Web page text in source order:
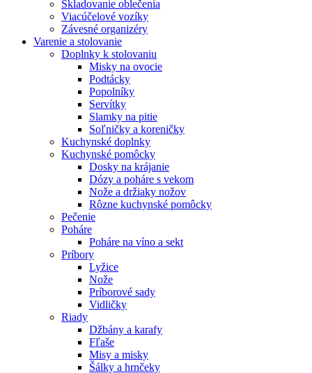
Skladovanie oblečenia
Viacúčelové vozíky
Závesné organizéry
Varenie a stolovanie
Doplnky k stolovaniu
Misky na ovocie
Podtácky
Popolníky
Servítky
Slamky na pitie
Soľničky a koreničky
Kuchynské doplnky
Kuchynské pomôcky
Dosky na krájanie
Dózy a poháre s vekom
Nože a držiaky nožov
Rôzne kuchynské pomôcky
Pečenie
Poháre
Poháre na víno a sekt
Príbory
Lyžice
Nože
Príborové sady
Vidličky
Riady
Džbány a karafy
Fľaše
Misy a misky
Šálky a hrnčeky